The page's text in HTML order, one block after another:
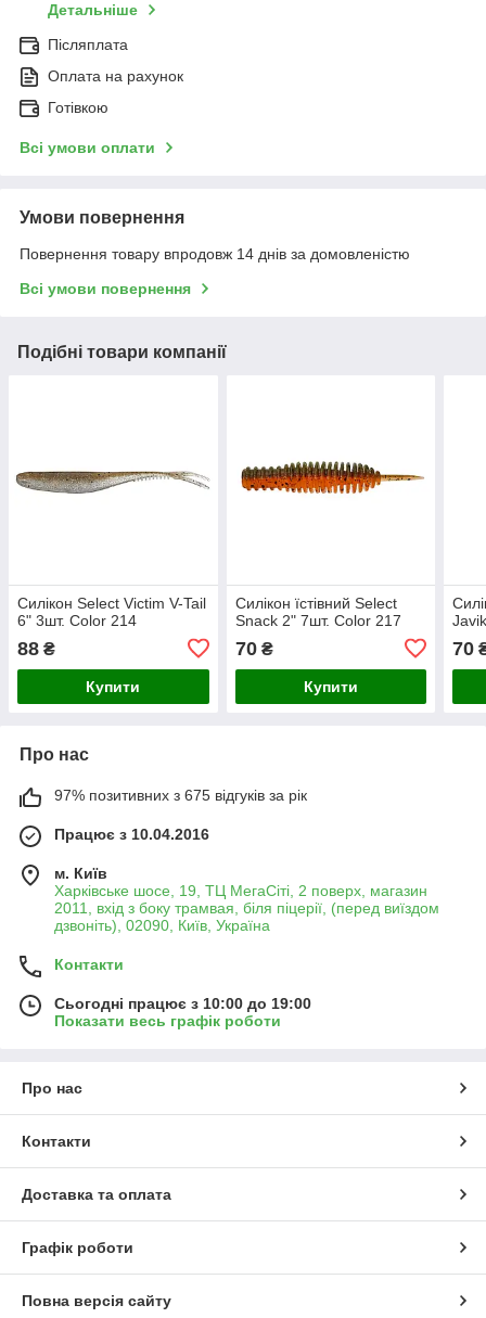
Детальніше
Післяплата
Оплата на рахунок
Готівкою
Всі умови оплати
Умови повернення
Повернення товару впродовж 14 днів за домовленістю
Всі умови повернення
Подібні товари компанії
Силікон Select Victim V-Tail
6" 3шт. Color 214
88 ₴
Купити
Силікон їстівний Select
Snack 2" 7шт. Color 217
70₴
Купити
70
Про нас
97% позитивних з 675 відгуків за рік
Працює з 10.04.2016
м. Київ
Харківське шосе, 19, ТЦ МегаСіті, 2 поверх, магазин
2011, вхід з боку трамвая, біля піцерії, (перед виїздом
дзвоніть), 02090, Київ, Україна
Контакти
Сьогодні працює з 10:00 до 19:00
Показати весь графік роботи
Про нас
Контакти
Доставка та оплата
Графік роботи
Повна версія сайту